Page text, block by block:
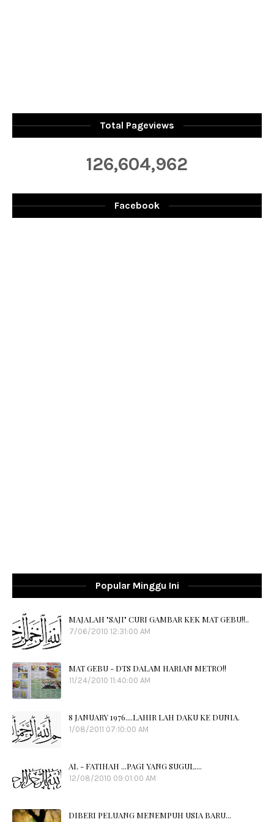
Total Pageviews
126,604,962
Facebook
Popular Minggu Ini
MAJALAH "SAJI" CURI GAMBAR KEK MAT GEBU!!..
7/06/2010 12:31:00 AM
MAT GEBU - DTS DALAM HARIAN METRO!!
11/24/2010 11:40:00 AM
8 JANUARY 1976....LAHIR LAH DAKU KE DUNIA.
1/08/2011 07:10:00 AM
AL - FATIHAH ...PAGI YANG SUGUL....
12/08/2010 09:01:00 AM
DIBERI PELUANG MENEMPUH USIA BARU...